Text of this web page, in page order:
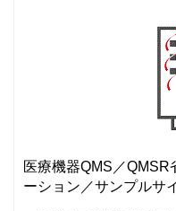
医療機器QMS／
ーション／サンプルサ